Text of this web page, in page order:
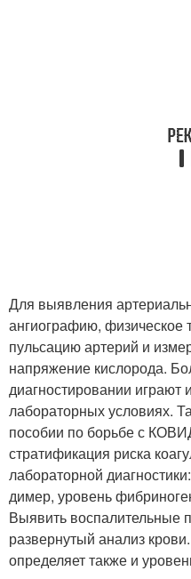
Для выявления
ангиографию, физическое
пульсацию артерий и
напряжение кислорода.
диагностировании
лабораторных условиях.
пособии по борьбе с
стратификация риска
лабораторной
димер, уровень
Выявить воспалительные
развернутый анализ
определяет также и